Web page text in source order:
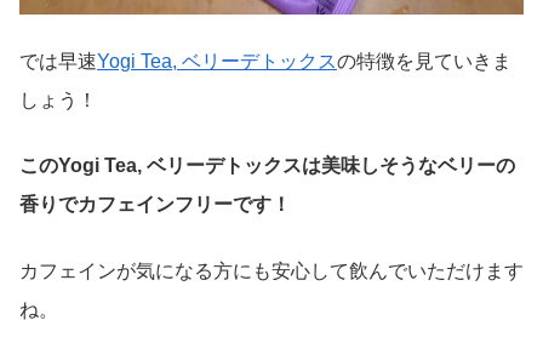
では早速Yogi Tea, ベリーデトックスの特徴を見ていきま
しょう！
このYogi Tea, ベリーデトックスは美味しそうなベリーの
香りでカフェインフリーです！
カフェインが気になる方にも安心して飲んでいただけます
ね。